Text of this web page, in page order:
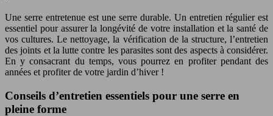
Une serre entretenue est une serre durable. Un entretien régulier est
essentiel pour assurer la longévité de votre installation et la santé de
vos cultures. Le nettoyage, la vérification de la structure, l’entretien
des joints et la lutte contre les parasites sont des aspects à considérer.
En y consacrant du temps, vous pourrez en profiter pendant des
années et profiter de votre jardin d’hiver !
Conseils d’entretien essentiels pour une serre en
pleine forme